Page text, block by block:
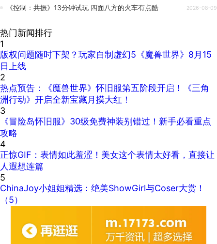
《控制：共振》13分钟试玩 四面八方的火车有点酷 2026-08-09
热门新闻排行
1
版权问题随时下架？玩家自制虚幻5《魔兽世界》8月15
日上线
2
热点预告：《魔兽世界》怀旧服第五阶段开启！《三角
洲行动》开启全新宝藏月摸大红！
3
《冒险岛怀旧服》30级免费神装别错过！新手必看重点
攻略
4
正惊GIF：表情如此羞涩！美女这个表情太好看，直接让
人遐想连篇
5
ChinaJoy小姐姐精选：绝美ShowGirl与Coser大赏！
（5）